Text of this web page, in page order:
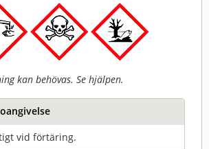
kan behövas. Se hjälpen.
vid förtäring.